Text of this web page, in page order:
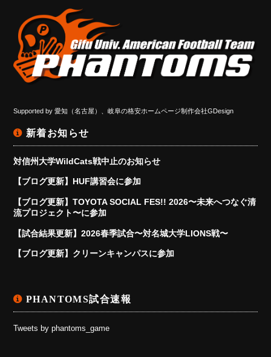
Supported by愛知（名古屋）、岐阜の格安ホームページ制作会社GDesign
新着お知らせ
対信州大学WildCats戦中止のお知らせ
【ブログ更新】HUF講習会に参加
【ブログ更新】TOYOTA SOCIAL FES!! 2026〜未来へつなぐ清
流プロジェクト〜に参加
【試合結果更新】2026春季試合〜対名城大学LIONS戦〜
【ブログ更新】クリーンキャンパスに参加
PHANTOMS試合速報
Tweets by phantoms_game